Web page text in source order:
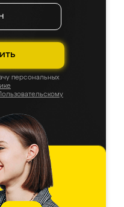
персональных